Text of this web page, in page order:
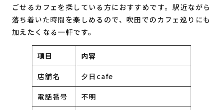
ごせるカフェを探している方におすすめです。駅近ながら
落ち着いた時間を楽しめるので、吹田でのカフェ巡りにも
加えたくなる一軒です。
項目 内容
店舗名 夕日cafe
電話番号 不明